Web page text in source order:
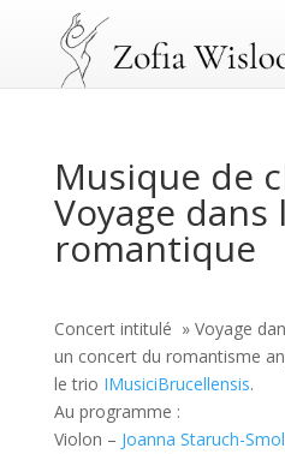
Musique de
Voyage
romantique
Concert intitulé » Voyage
un concert du romantisme
le trio IMusiciBrucellensis.
Au programme :
Violon – Joanna Staruch-